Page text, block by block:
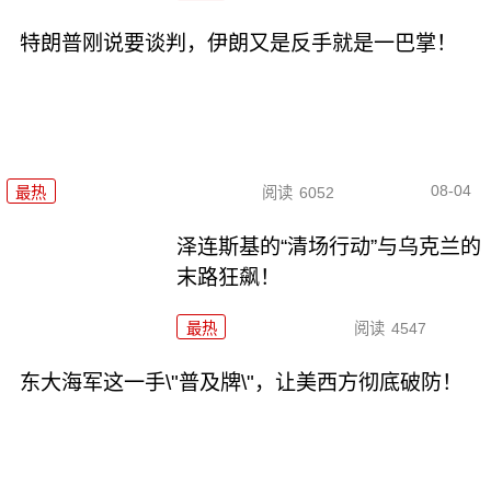
特朗普刚说要谈判，伊朗又是反手就是一巴掌！
最热 阅读 6052 08-04
泽连斯基的“清场行动”与乌克兰的
末路狂飙！
最热 阅读 4547
东大海军这一手\"普及牌\"，让美西方彻底破防！